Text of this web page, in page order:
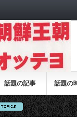
話題の記事 話題の